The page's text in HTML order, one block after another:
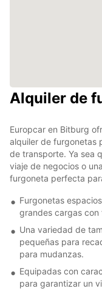
Alquiler de
Europcar en Bitburg
alquiler de furgonetas
de transporte. Ya sea
viaje de negocios o
furgoneta perfecta
Furgonetas
grandes cargas con
Una variedad de
pequeñas para
para mudanzas.
Equipadas con
para garantizar un